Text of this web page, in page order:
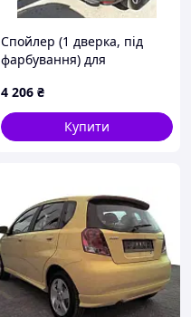
Спойлер (1 дверка, під
фарбування) для
4 206 ₴
Купити